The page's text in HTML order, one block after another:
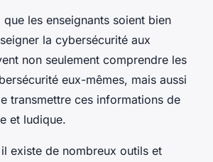
que les enseignants soient bien
la cybersécurité aux
non seulement comprendre les
eux-mêmes, mais aussi
transmettre ces informations de
et ludique.
existe de nombreux outils et